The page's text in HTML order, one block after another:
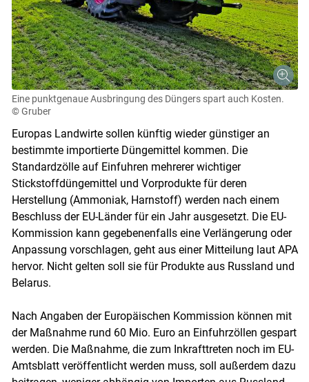
Skip to main content
Eine punktgenaue Ausbringung des Düngers spart auch Kosten.
© Gruber
Europas Landwirte sollen künftig wieder günstiger an
bestimmte importierte Düngemittel kommen. Die
Standardzölle auf Einfuhren mehrerer wichtiger
Stickstoffdüngemittel und Vorprodukte für deren
Herstellung (Ammoniak, Harnstoff) werden nach einem
Beschluss der EU-Länder für ein Jahr ausgesetzt. Die EU-
Kommission kann gegebenenfalls eine Verlängerung oder
Anpassung vorschlagen, geht aus einer Mitteilung laut APA
hervor. Nicht gelten soll sie für Produkte aus Russland und
Belarus.
Nach Angaben der Europäischen Kommission können mit
der Maßnahme rund 60 Mio. Euro an Einfuhrzöllen gespart
werden. Die Maßnahme, die zum Inkrafttreten noch im EU-
Amtsblatt veröffentlicht werden muss, soll außerdem dazu